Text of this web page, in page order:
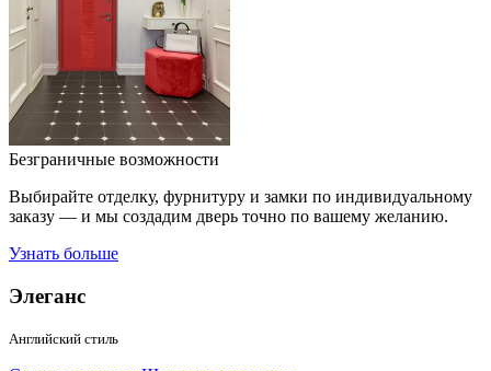
Безграничные возможности
Выбирайте отделку, фурнитуру и замки по индивидуальному
заказу — и мы создадим дверь точно по вашему желанию.
Узнать больше
Элеганс
Английский стиль